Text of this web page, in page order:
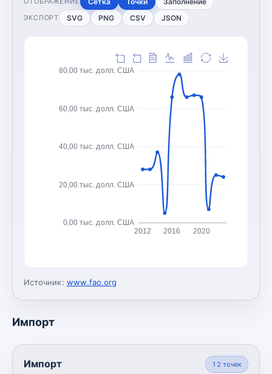
ЭКСПОРТ SVG PNG CSV JSON
0,00 тыс. долл. США
20,00 тыс. долл. США
40,00 тыс. долл. США
60,00 тыс. долл. США
80,00 тыс. долл. США
2012 2016 2020
Источник: www.fao.org
Импорт
Импорт 12 точек